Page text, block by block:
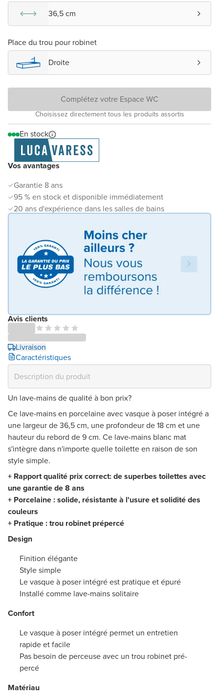
Vos avantages
Garantie 8 ans
95 % en stock et disponible immédiatement
20 ans d'expérience dans les salles de bains
Avis clients
Livraison
Caractéristiques
36,5 cm
Place du trou pour robinet
Droite
Complétez votre Espace WC
Choisissez directement tous les produits assortis
En stock
Un lave-mains de qualité à bon prix?
Ce lave-mains en porcelaine avec vasque à poser intégré a
une largeur de 36,5 cm, une profondeur de 18 cm et une
hauteur du rebord de 9 cm. Ce lave-mains blanc mat
s'intègre dans n'importe quelle toilette en raison de son
style simple.
+ Rapport qualité prix correct: de superbes toilettes avec
une garantie de 8 ans
+ Porcelaine : solide, résistante à l'usure et solidité des
couleurs
+ Pratique : trou robinet prépercé
Design
Finition élégante
Style simple
Le vasque à poser intégré est pratique et épuré
Installé comme lave-mains solitaire
Confort
Le vasque à poser intégré permet un entretien
rapide et facile
Pas besoin de perceuse avec un trou robinet pré-
percé
Matériau